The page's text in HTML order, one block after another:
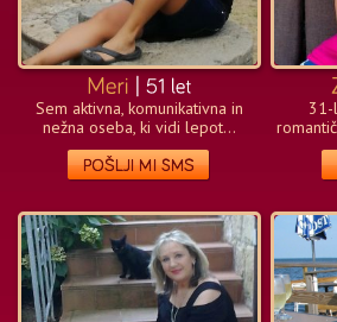
Sem aktivna, komunikativna in
nežna oseba, ki vidi lepot...
31-